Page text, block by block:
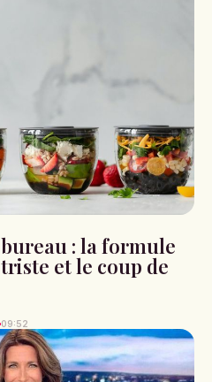
: la formule
et le coup de
09:52